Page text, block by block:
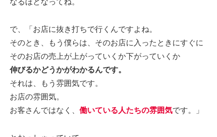
なるほどなってね。
で、「お店に抜き打ちで行くんですよね。
そのとき、もう僕らは、そのお店に入ったときにすぐに
そのお店の売上が上がっていくか下がっていくか
伸びるかどうかがわかるんです。
それは、もう雰囲気です。
お店の雰囲気。
お客さんではなく、 働いている人たちの雰囲気です。」